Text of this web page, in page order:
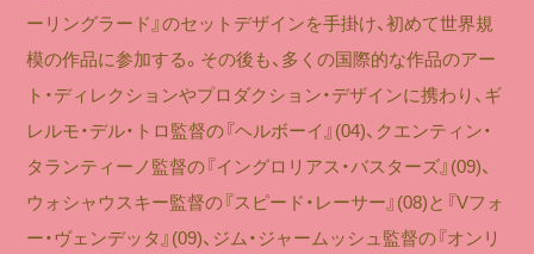
ーリングラード』のセットデザインを手掛け、初めて世界規
模の作品に参加する。その後も、多くの国際的な作品のアー
ト・ディレクションやプロダクション・デザインに携わり、ギ
レルモ・デル・トロ監督の『ヘルボーイ』(04)、クエンティン・
タランティーノ監督の『イングロリアス・バスターズ』(09)、
ウォシャウスキー監督の『スピード・レーサー』(08)と『Vフォ
ー・ヴェンデッタ』(09)、ジム・ジャームッシュ監督の『オンリ